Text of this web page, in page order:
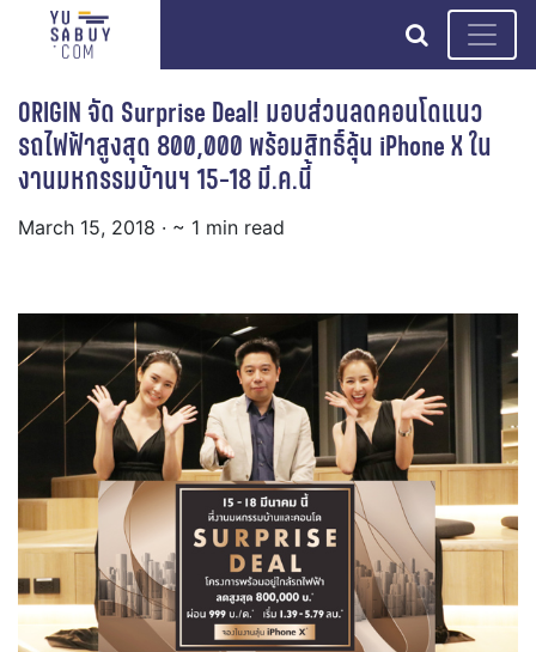
search
ORIGIN จัด Surprise Deal! มอบส่วนลดคอนโดแนว
รถไฟฟ้าสูงสุด 800,000 พร้อมสิทธิ์ลุ้น iPhone X ใน
งานมหกรรมบ้านฯ 15-18 มี.ค.นี้
March 15, 2018 · ~ 1 min read